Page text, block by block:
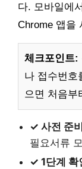
다. 모바일에
Chrome 앱을
체크포인트:
나 접수번호
으면 처음부
✓ 사전 준
필요서류
✓ 1단계 확